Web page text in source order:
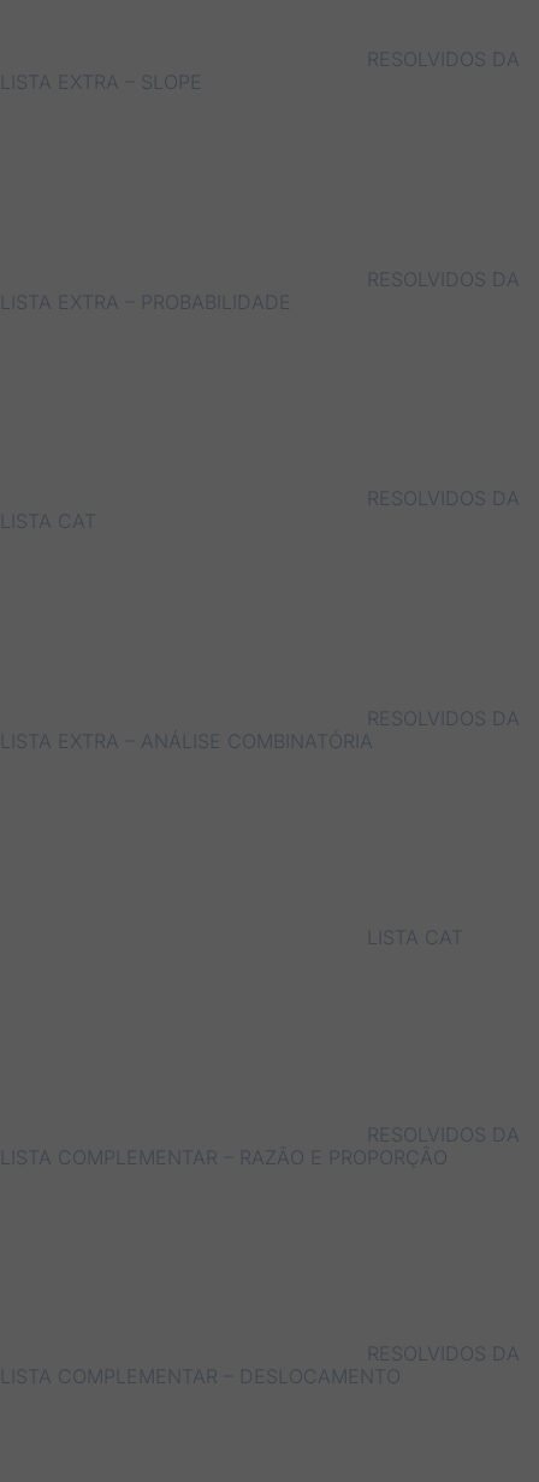
RESOLVIDOS DA
LISTA EXTRA – SLOPE
RESOLVIDOS DA
LISTA EXTRA – PROBABILIDADE
RESOLVIDOS DA
LISTA CAT
RESOLVIDOS DA
LISTA EXTRA – ANÁLISE COMBINATÓRIA
LISTA CAT
RESOLVIDOS DA
LISTA COMPLEMENTAR – RAZÃO E PROPORÇÃO
RESOLVIDOS DA
LISTA COMPLEMENTAR – DESLOCAMENTO